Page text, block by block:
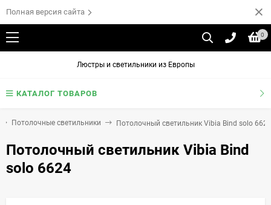
Полная версия сайта
0
Люстры и светильники из Европы
КАТАЛОГ ТОВАРОВ
Потолочные светильники Потолочный светильник Vibia Bind solo 6624
Потолочный светильник Vibia Bind
solo 6624